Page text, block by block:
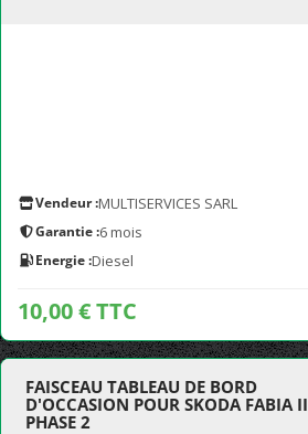
Vendeur :MULTISERVICES SARL
Garantie :6 mois
Energie :Diesel
10,00 € TTC
FAISCEAU TABLEAU DE BORD
D'OCCASION POUR SKODA FABIA II
PHASE 2